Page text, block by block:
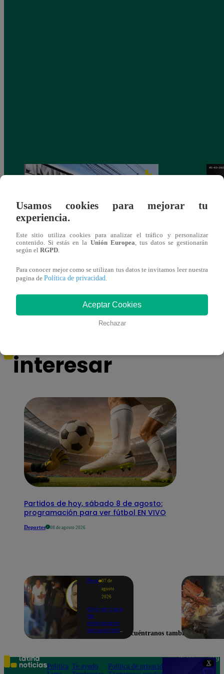
X
galería en San Juan de Lurigancho
También te puede
interesar
Partidos de hoy, sábado 8 de agosto:
programación para ver fútbol EN VIVO
Deportes 08 de agosto 2026
Perú 07 de
agosto
2026
Giro en caso
de
empresario
secuestrado
cuentas
Usamos cookies para mejorar tu
experiencia.
Este sitio utiliza cookies para analizar el tráfico y personalizar
contenido. Si estás en la Unión Europea, tus datos se gestionarán
según el RGPD.
Para conocer mejor como se utilizan tus datos te invitamos leer nuestra
pagina de Política de privacidad.
Aceptar Cookies
Rechazar
Encuéntranos también en
Política Te ayudo
Política de privacidad
Teléfono: 219